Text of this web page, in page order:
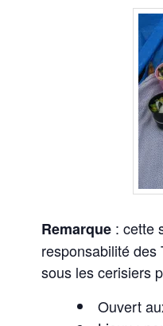
Remarque: cette
responsabilité des
sous les cerisiers
Ouvert